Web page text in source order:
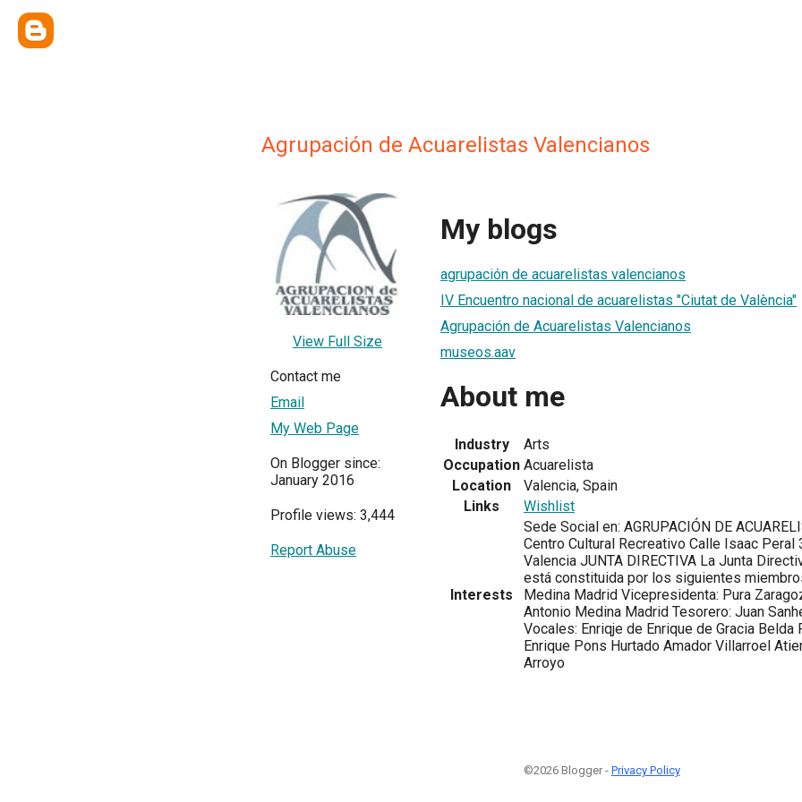
Agrupación de Acuarelistas Valencianos
View Full Size
Contact me
Email
My Web Page
On Blogger since:
January 2016
Profile views: 3,444
Report Abuse
My blogs
agrupación de acuarelistas valencianos
IV Encuentro nacional de acuarelistas "Ciutat de València"
Agrupación de Acuarelistas Valencianos
museos.aav
About me
Industry
Arts
Occupation Acuarelista
Location
Valencia, Spain
Links
Wishlist
Interests
Sede Social en: AGRUPACIÓN DE
Centro Cultural Recreativo Calle Isaac
Valencia JUNTA DIRECTIVA La Junta
está constituida por los siguientes
Medina Madrid Vicepresidenta: Pura
Antonio Medina Madrid Tesorero: Juan
Vocales: Enriqje de Enrique de Gracia
Enrique Pons Hurtado Amador Villarroel
Arroyo
©2026 Blogger - Privacy Policy